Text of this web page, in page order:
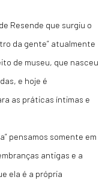
Resende que surgiu o
da gente” atualmente
de museu, que nasceu
e hoje é
as práticas íntimas e
pensamos somente em
antigas e a
ela é a própria